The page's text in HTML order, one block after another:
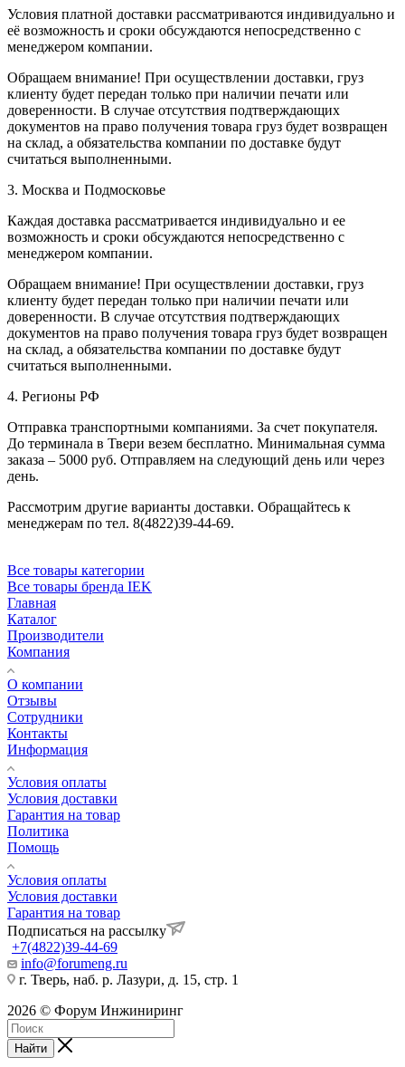
Условия платной доставки рассматриваются индивидуально и
её возможность и сроки обсуждаются непосредственно с
менеджером компании.
Обращаем внимание! При осуществлении доставки, груз
клиенту будет передан только при наличии печати или
доверенности. В случае отсутствия подтверждающих
документов на право получения товара груз будет возвращен
на склад, а обязательства компании по доставке будут
считаться выполненными.
3. Москва и Подмосковье
Каждая доставка рассматривается индивидуально и ее
возможность и сроки обсуждаются непосредственно с
менеджером компании.
Обращаем внимание! При осуществлении доставки, груз
клиенту будет передан только при наличии печати или
доверенности. В случае отсутствия подтверждающих
документов на право получения товара груз будет возвращен
на склад, а обязательства компании по доставке будут
считаться выполненными.
4. Регионы РФ
Отправка транспортными компаниями. За счет покупателя.
До терминала в Твери везем бесплатно. Минимальная сумма
заказа – 5000 руб. Отправляем на следующий день или через
день.
Рассмотрим другие варианты доставки. Обращайтесь к
менеджерам по тел. 8(4822)39-44-69.
Все товары категории
Все товары бренда IEK
Главная
Каталог
Производители
Компания
О компании
Отзывы
Сотрудники
Контакты
Информация
Условия оплаты
Условия доставки
Гарантия на товар
Политика
Помощь
Условия оплаты
Условия доставки
Гарантия на товар
Подписаться на рассылку
+7(4822)39-44-69
info@forumeng.ru
г. Тверь, наб. р. Лазури, д. 15, стр. 1
2026 © Форум Инжиниринг
Найти